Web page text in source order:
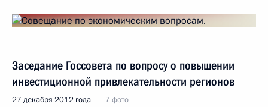
Заседание Госсовета по вопросу о повышении
инвестиционной привлекательности регионов
27 декабря 2012 года 7 фото